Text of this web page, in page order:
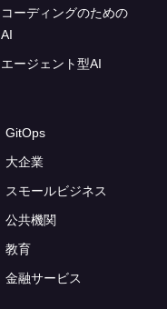
コーディングのための
AI
エージェント型AI
GitOps
大企業
スモールビジネス
公共機関
教育
金融サービス